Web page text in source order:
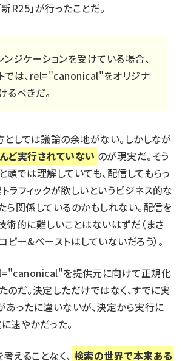
R25」が行ったことだ。
ジケーションを受けている場合、
では、rel="canonical"をオリジナ
るべきだ。
としては議論の余地がない。しかしなが
ど実行されていない のが現実だ。そう
頭では理解していても、配信してもらっ
ラフィックが欲しいというビジネス的な
ら関係しているのかもしれない。配信を
術的に難しいことはないはずだ（まさ
ピー&ペーストはしていないだろう）。
を提供元に向けて正規化
のだ。決定しただけではなく、すでに実
あったに違いないが、決定から実行に
速やかだった。
えることなく、 検索の世界で本来ある